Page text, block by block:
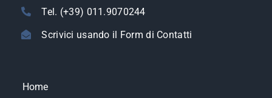
Tel. (+39) 011.9070244
Scrivici usando il Form di Contatti
Home